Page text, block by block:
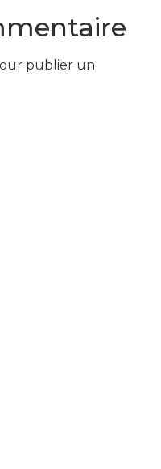
publier un